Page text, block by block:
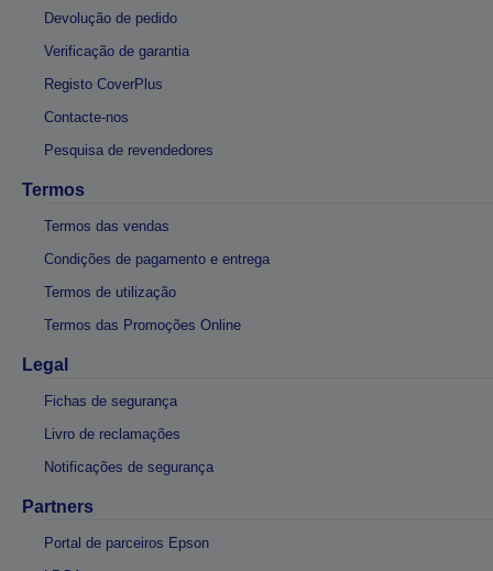
Devolução de pedido
Verificação de garantia
Registo CoverPlus
Contacte-nos
Pesquisa de revendedores
Termos
Termos das vendas
Condições de pagamento e entrega
Termos de utilização
Termos das Promoções Online
Legal
Fichas de segurança
Livro de reclamações
Notificações de segurança
Partners
Portal de parceiros Epson